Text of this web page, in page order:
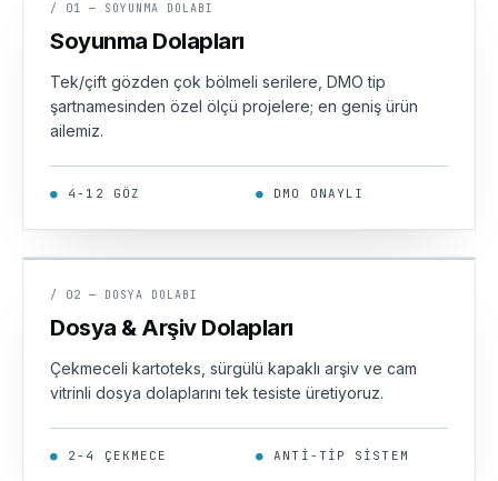
ÜÇ KARDEŞLER · DMO-204
/ 01 — SOYUNMA DOLABI
Soyunma Dolapları
Tek/çift gözden çok bölmeli serilere, DMO tip
şartnamesinden özel ölçü projelere; en geniş ürün
ailemiz.
● 4-12 GÖZ ● DMO ONAYLI
KARTOTEKS · 4 ÇEKMECE
/ 02 — DOSYA DOLABI
Dosya & Arşiv Dolapları
Çekmeceli kartoteks, sürgülü kapaklı arşiv ve cam
vitrinli dosya dolaplarını tek tesiste üretiyoruz.
● 2-4 ÇEKMECE ● ANTI-TIP SISTEM